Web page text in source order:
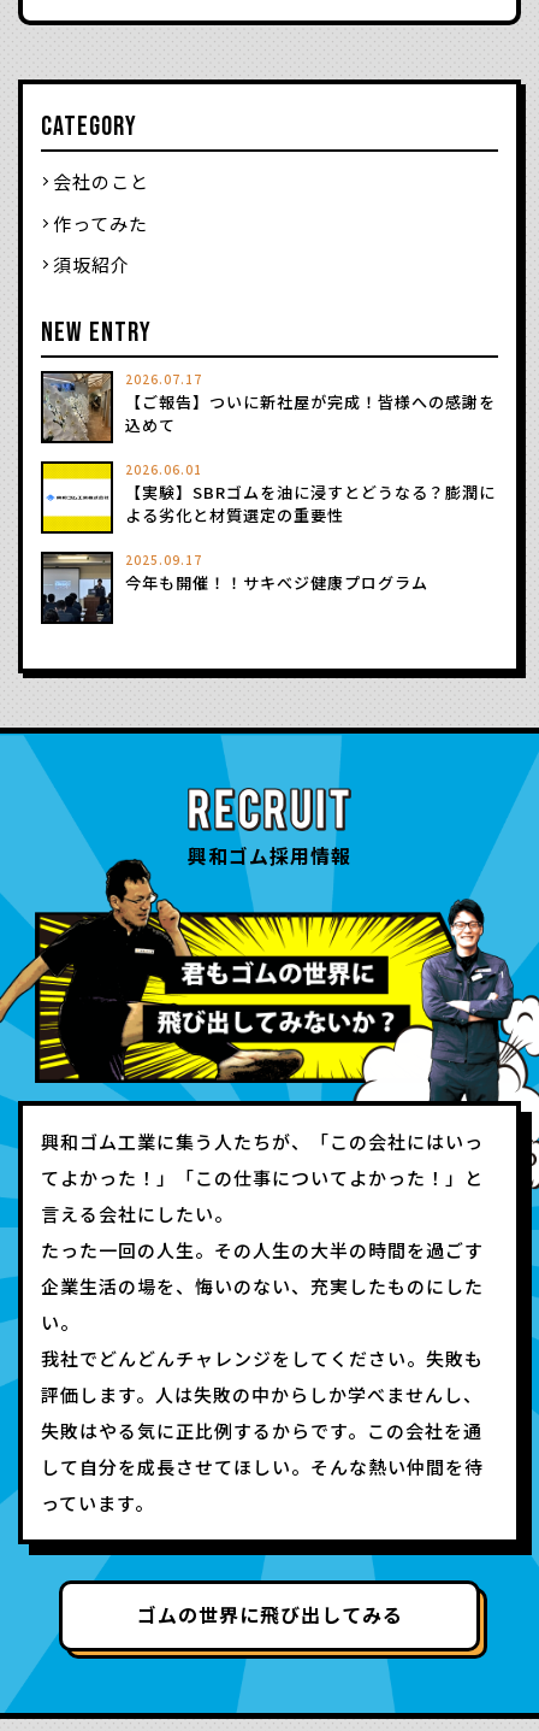
CATEGORY
会社のこと
作ってみた
須坂紹介
NEW ENTRY
2026.07.17
【ご報告】ついに新社屋が完成！皆様への感謝を
込めて
2026.06.01
【実験】SBRゴムを油に浸すとどうなる？膨潤に
よる劣化と材質選定の重要性
2025.09.17
今年も開催！！サキべジ健康プログラム
興和ゴム採用情報
興和ゴム工業に集う人たちが、「この会社にはいっ
てよかった！」「この仕事についてよかった！」と
言える会社にしたい。
たった一回の人生。その人生の大半の時間を過ごす
企業生活の場を、悔いのない、充実したものにした
い。
我社でどんどんチャレンジをしてください。失敗も
評価します。人は失敗の中からしか学べませんし、
失敗はやる気に正比例するからです。この会社を通
して自分を成長させてほしい。そんな熱い仲間を待
っています。
ゴムの世界に飛び出してみる